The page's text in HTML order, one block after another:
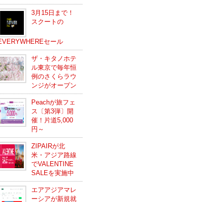
3月15日まで！
スクートの
セール
ザ・キタノホテ
ル東京で毎年恒
例のさくらラウ
ンジがオープン
Peachが旅フェ
ス〔第3弾〕開
催！片道5,000
円～
ZIPAIRが北
米・アジア路線
でVALENTINE
SALEを実施中
エアアジアマレ
ーシアが新規就